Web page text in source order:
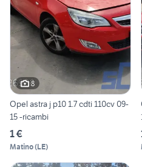
8
Opel astra j p10 1.7 cdti 110cv 09-
15 -ricambi
1 €
Matino(LE)